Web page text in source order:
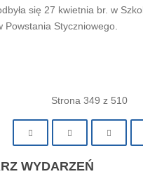
się 27 kwietnia br. w
Powstania Styczniowego.
Strona 349 z 510
WYDARZEŃ